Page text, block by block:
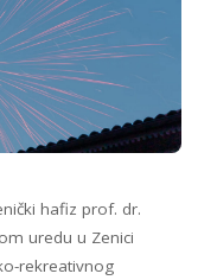
hafiz prof. dr.
uredu u Zenici
rekreativnog